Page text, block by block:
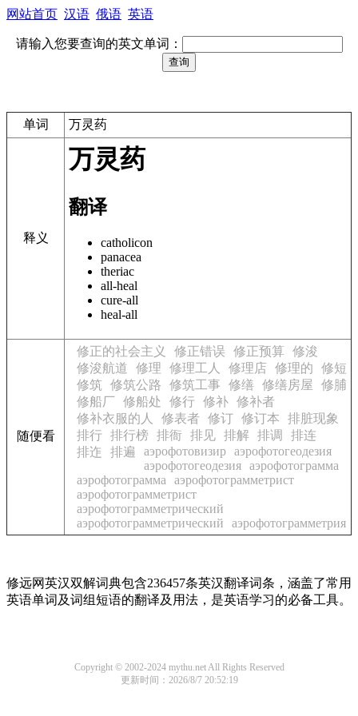
网站首页 汉语 俄语 英语
请输入您要查询的英文单词：
单词 万灵药
释义
万灵药
翻译
catholicon
panacea
theriac
all-heal
cure-all
heal-all
随便看
修正的社会主义 修正错误 修正预算
修浚
修浚航道
修理 修理工人 修理店 修理的
修短
修筑
修筑公路 修筑工事 修缮 修缮房屋
修脯
修船厂 修船处 修行 修补 修补者
修补衣服的人
修表者 修订 修订本
排脏现象
排行
排行榜 排衙 排见 排解 排调
排连
排迮
排遍 аэрофотовизир аэрофотогеодезия
аэрофотогеодезия аэрофотограмма
аэрофотограмма
аэрофотограмметрист
аэрофотограмметрист
аэрофотограмметрический
аэрофотограмметрический
аэрофотограмметрия
修远网英汉双解词典包含236457条英汉翻译词条，涵盖了常用
英语单词及词组短语的翻译及用法，是英语学习的必备工具。
Copyright © 2002-2024 mythu.net All Rights Reserved
更新时间：2026/8/7 20:52:19